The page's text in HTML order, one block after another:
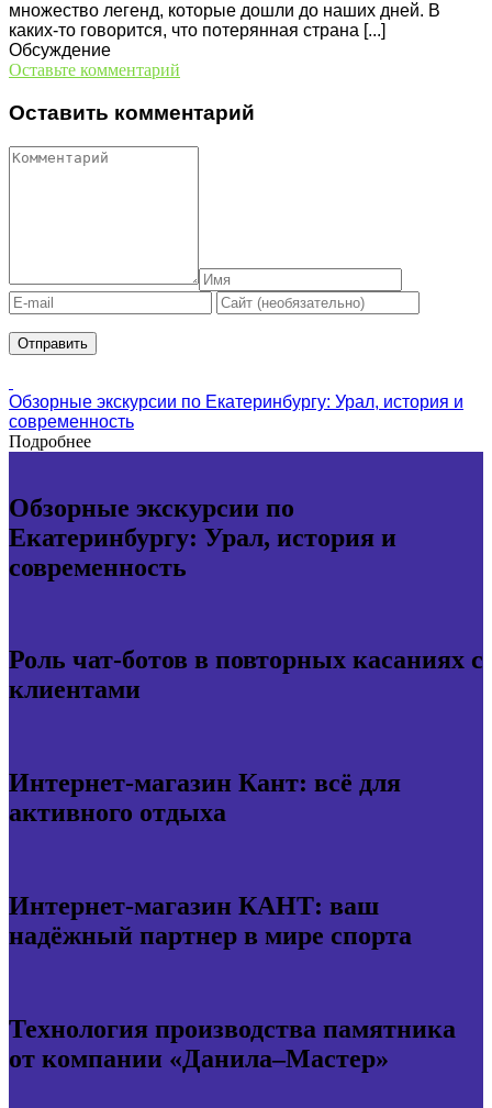
множество легенд, которые дошли до наших дней. В
каких-то говорится, что потерянная страна [...]
Обсуждение
Оставьте комментарий
Оставить комментарий
Обзорные экскурсии по Екатеринбургу: Урал, история и
современность
Подробнее
Обзорные экскурсии по
Екатеринбургу: Урал, история и
современность
Роль чат-ботов в повторных касаниях с
клиентами
Интернет-магазин Кант: всё для
активного отдыха
Интернет-магазин КАНТ: ваш
надёжный партнер в мире спорта
Технология производства памятника
от компании «Данила–Мастер»